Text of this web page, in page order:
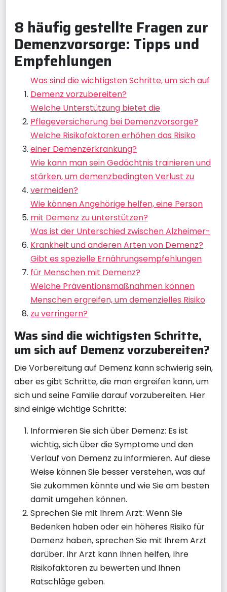
8 häufig gestellte Fragen zur
Demenzvorsorge: Tipps und
Empfehlungen
Was sind die wichtigsten Schritte, um sich auf
Demenz vorzubereiten?
Welche Unterstützung bietet die
Pflegeversicherung bei Demenzvorsorge?
Welche Risikofaktoren erhöhen das Risiko
einer Demenzerkrankung?
Wie kann man sein Gedächtnis trainieren und
stärken, um demenzbedingten Verlust zu
vermeiden?
Wie können Angehörige helfen, eine Person
mit Demenz zu unterstützen?
Was ist der Unterschied zwischen Alzheimer-
Krankheit und anderen Arten von Demenz?
Gibt es spezielle Ernährungsempfehlungen
für Menschen mit Demenz?
Welche Präventionsmaßnahmen können
Menschen ergreifen, um demenzielles Risiko
zu verringern?
Was sind die wichtigsten Schritte,
um sich auf Demenz vorzubereiten?
Die Vorbereitung auf Demenz kann schwierig sein,
aber es gibt Schritte, die man ergreifen kann, um
sich und seine Familie darauf vorzubereiten. Hier
sind einige wichtige Schritte:
Informieren Sie sich über Demenz: Es ist
wichtig, sich über die Symptome und den
Verlauf von Demenz zu informieren. Auf diese
Weise können Sie besser verstehen, was auf
Sie zukommen könnte und wie Sie am besten
damit umgehen können.
Sprechen Sie mit Ihrem Arzt: Wenn Sie
Bedenken haben oder ein höheres Risiko für
Demenz haben, sprechen Sie mit Ihrem Arzt
darüber. Ihr Arzt kann Ihnen helfen, Ihre
Risikofaktoren zu bewerten und Ihnen
Ratschläge geben.